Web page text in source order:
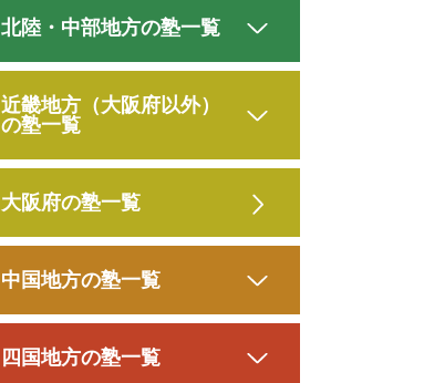
北陸・中部地方の塾一覧
近畿地方（大阪府以外）
の塾一覧
大阪府の塾一覧
中国地方の塾一覧
四国地方の塾一覧